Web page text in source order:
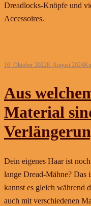
Dreadlocks-Knöpfe und
Accessoires.
10. Oktober 20228. August 2024
Aus
Material
Dein eigenes Haar ist
lange Dread-Mähne? Das
kannst es gleich während
auch mit verschiedenen